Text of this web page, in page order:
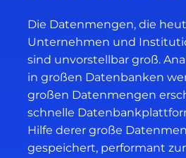
Die Datenmengen, die
Unternehmen und
sind unvorstellbar groß.
in großen Datenbanken
großen Datenmengen
schnelle
Hilfe derer große
gespeichert, performant